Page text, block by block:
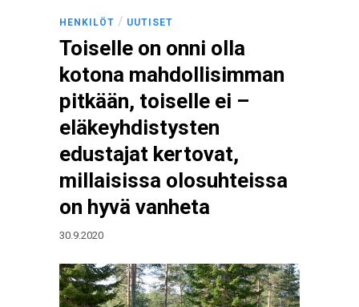
HENKILÖT / UUTISET
Toiselle on onni olla
kotona mahdollisimman
pitkään, toiselle ei –
eläkeyhdistysten
edustajat kertovat,
millaisissa olosuhteissa
on hyvä vanheta
30.9.2020